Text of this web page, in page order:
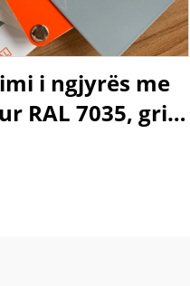
i ngjyrës me
RAL 7035, gri e